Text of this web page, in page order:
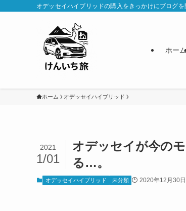
オデッセイハイブリッドの購入をきっかけにブログ
ホーム
ホーム オデッセイハイブリッド
オデッセイが今の
る…。
2021
1/01
オデッセイハイブリッド 未分類 2020年12月30日